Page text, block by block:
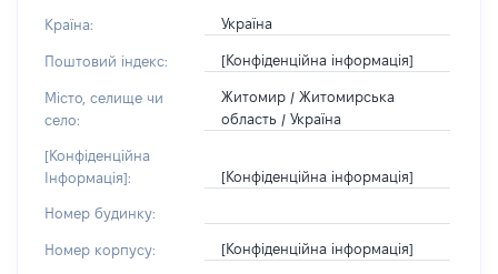
Країна: Україна
Поштовий індекс: [Конфіденційна інформація]
Місто, селище чи
село:
Житомир / Житомирська
область / Україна
[Конфіденційна
Інформація]:
[Конфіденційна інформація]
Номер будинку:
Номер корпусу: [Конфіденційна інформація]